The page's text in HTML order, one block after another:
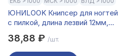
ЮНИLOOK Книпсер для ногтей
с пилкой, длина лезвий 12мм,
38,88 ₽ /шт.